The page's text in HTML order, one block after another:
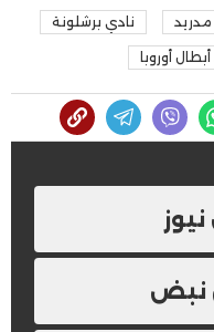
مدريد نادي برشلونة
أوروبا
نبض